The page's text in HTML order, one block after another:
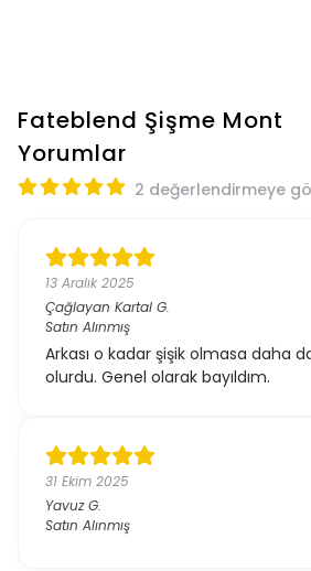
Fateblend Şişme Mont
Yorumlar
2 değerlendirmeye
13 Aralık 2025
Çağlayan Kartal G.
Satın Alınmış
Arkası o kadar şişik olmasa daha
olurdu. Genel olarak bayıldım.
31 Ekim 2025
Yavuz G.
Satın Alınmış